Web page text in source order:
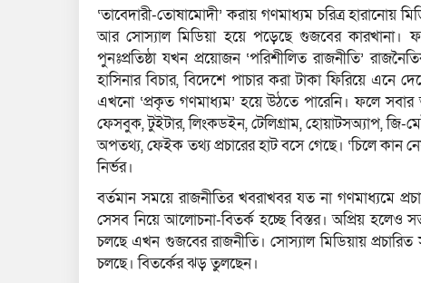
‘তাবেদারী-তোষামোদী’ করায় গণমাধ্যম চরিত্র হারানোয়
আর সোস্যাল মিডিয়া হয়ে পড়েছে গুজবের কারখানা।
পুনঃপ্রতিষ্ঠা যখন প্রয়োজন ‘পরিশীলিত রাজনীতি’
হাসিনার বিচার, বিদেশে পাচার করা টাকা ফিরিয়ে এনে
এখনো ‘প্রকৃত গণমাধ্যম’ হয়ে উঠতে পারেনি। ফলে
ফেসবুক, টুইটার, লিংকডইন, টেলিগ্রাম, হোয়াটসঅ্যাপ,
অপতথ্য, ফেইক তথ্য প্রচারের হাট বসে গেছে। ‘চিলে
নির্ভর।
বর্তমান সময়ে রাজনীতির খবরাখবর যত না গণমাধ্যমে
সেসব নিয়ে আলোচনা-বিতর্ক হচ্ছে বিস্তর। অপ্রিয় হলেও
চলছে এখন গুজবের রাজনীতি। সোস্যাল মিডিয়ায়
চলছে। বিতর্কের ঝড় তুলছেন।